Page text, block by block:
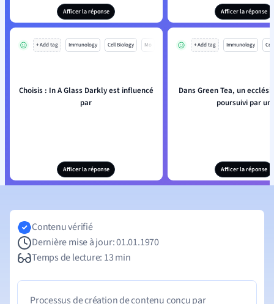
Afficer la réponse Afficer la réponse
+ Add tag Immunology Cell Biology Mo
Choisis : In A Glass Darkly est influencé
par
Afficer la réponse
+ Add tag Immunology
Dans Green Tea, un
poursuivi par un
Afficer la réponse
Contenu vérifié
Dernière mise à jour: 01.01.1970
Temps de lecture: 13 min
Processus de création de contenu conçu par